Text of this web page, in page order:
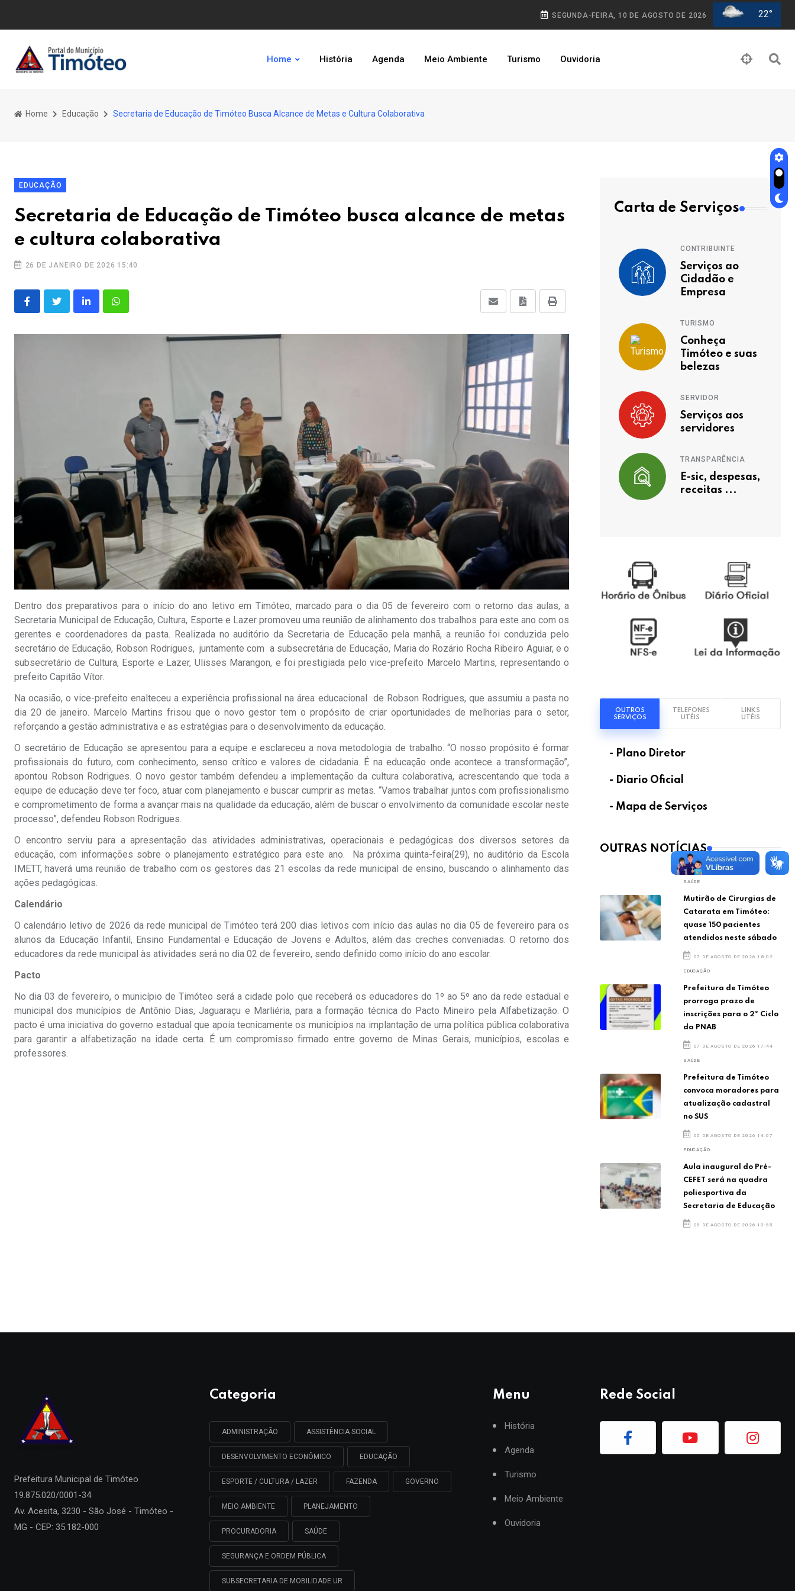
SEGUNDA-FEIRA, 10 DE AGOSTO DE 2026 22°
Home História Agenda Meio Ambiente Turismo Ouvidoria
Home Educação Secretaria de Educação de Timóteo Busca Alcance de Metas e Cultura Colaborativa
EDUCAÇÃO
Secretaria de Educação de Timóteo busca alcance de metas
e cultura colaborativa
26 DE JANEIRO DE 2026 15:40
Dentro dos preparativos para o início do ano letivo em Timóteo, marcado para o dia 05 de fevereiro com o retorno das aulas, a
Secretaria Municipal de Educação, Cultura, Esporte e Lazer promoveu uma reunião de alinhamento dos trabalhos para este ano com os
gerentes e coordenadores da pasta. Realizada no auditório da Secretaria de Educação pela manhã, a reunião foi conduzida pelo
secretário de Educação, Robson Rodrigues, juntamente com a subsecretária de Educação, Maria do Rozário Rocha Ribeiro Aguiar, e o
subsecretário de Cultura, Esporte e Lazer, Ulisses Marangon, e foi prestigiada pelo vice-prefeito Marcelo Martins, representando o
prefeito Capitão Vítor.
Na ocasião, o vice-prefeito enalteceu a experiência profissional na área educacional de Robson Rodrigues, que assumiu a pasta no
dia 20 de janeiro. Marcelo Martins frisou que o novo gestor tem o propósito de criar oportunidades de melhorias para o setor,
reforçando a gestão administrativa e as estratégias para o desenvolvimento da educação.
O secretário de Educação se apresentou para a equipe e esclareceu a nova metodologia de trabalho. “O nosso propósito é formar
profissionais do futuro, com conhecimento, senso crítico e valores de cidadania. É na educação onde acontece a transformação”,
apontou Robson Rodrigues. O novo gestor também defendeu a implementação da cultura colaborativa, acrescentando que toda a
equipe de educação deve ter foco, atuar com planejamento e buscar cumprir as metas. “Vamos trabalhar juntos com profissionalismo
e comprometimento de forma a avançar mais na qualidade da educação, além de buscar o envolvimento da comunidade escolar neste
processo”, defendeu Robson Rodrigues.
O encontro serviu para a apresentação das atividades administrativas, operacionais e pedagógicas dos diversos setores da
educação, com informações sobre o planejamento estratégico para este ano. Na próxima quinta-feira(29), no auditório da Escola
IMETT, haverá uma reunião de trabalho com os gestores das 21 escolas da rede municipal de ensino, buscando o alinhamento das
ações pedagógicas.
Calendário
O calendário letivo de 2026 da rede municipal de Timóteo terá 200 dias letivos com início das aulas no dia 05 de fevereiro para os
alunos da Educação Infantil, Ensino Fundamental e Educação de Jovens e Adultos, além das creches conveniadas. O retorno dos
educadores da rede municipal às atividades será no dia 02 de fevereiro, sendo definido como início do ano escolar.
Pacto
No dia 03 de fevereiro, o município de Timóteo será a cidade polo que receberá os educadores do 1º ao 5º ano da rede estadual e
municipal dos municípios de Antônio Dias, Jaguaraçu e Marliéria, para a formação técnica do Pacto Mineiro pela Alfabetização. O
pacto é uma iniciativa do governo estadual que apoia tecnicamente os municípios na implantação de uma política pública colaborativa
para garantir a alfabetização na idade certa. É um compromisso firmado entre governo de Minas Gerais, municípios, escolas e
professores.
Carta de Serviços
CONTRIBUINTE
Serviços ao
Cidadão e
Empresa
TURISMO
Conheça
Timóteo e suas
belezas
SERVIDOR
Serviços aos
servidores
TRANSPARÊNCIA
E-sic, despesas,
receitas ...
OUTROS
SERVIÇOS
TELEFONES
UTÉIS
LINKS
UTÉIS
- Plano Diretor
- Diario Oficial
- Mapa de Serviços
OUTRAS NOTÍCIAS
SAÚDE
Mutirão de Cirurgias de
Catarata em Timóteo:
quase 150 pacientes
atendidos neste sábado
07 DE AGOSTO DE 2026 18:02
EDUCAÇÃO
Prefeitura de Timóteo
prorroga prazo de
inscrições para o 2º Ciclo
da PNAB
07 DE AGOSTO DE 2026 17:44
SAÚDE
Prefeitura de Timóteo
convoca moradores para
atualização cadastral
no SUS
05 DE AGOSTO DE 2026 14:07
EDUCAÇÃO
Aula inaugural do Pré-
CEFET será na quadra
poliesportiva da
Secretaria de Educação
05 DE AGOSTO DE 2026 10:55
Prefeitura Municipal de Timóteo
19.875.020/0001-34
Av. Acesita, 3230 - São José - Timóteo -
MG - CEP: 35.182-000
Categoria
ADMINISTRAÇÃO ASSISTÊNCIA SOCIAL
DESENVOLVIMENTO ECONÔMICO EDUCAÇÃO
ESPORTE / CULTURA / LAZER FAZENDA GOVERNO
MEIO AMBIENTE PLANEJAMENTO
PROCURADORIA SAÚDE
SEGURANÇA E ORDEM PÚBLICA
SUBSECRETARIA DE MOBILIDADE UR
Menu
História
Agenda
Turismo
Meio Ambiente
Ouvidoria
Rede Social